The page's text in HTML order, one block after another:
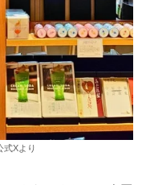
式Xより